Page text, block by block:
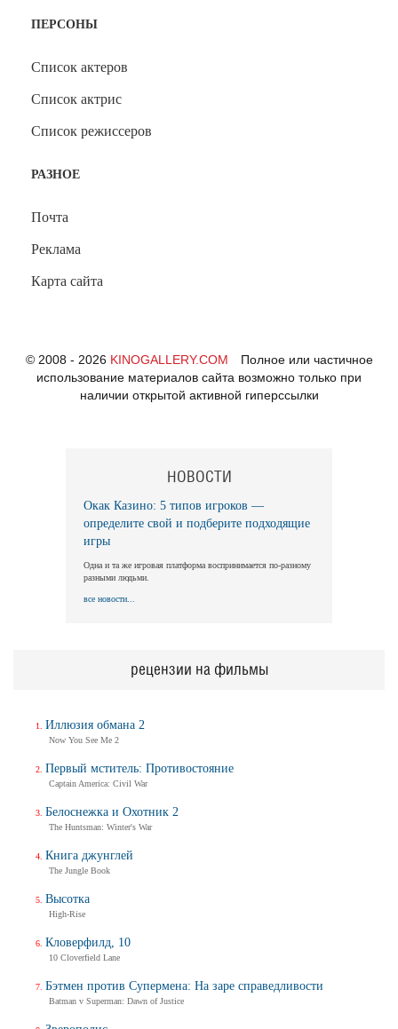
НОВОСТИ
Окак Казино: 5 типов игроков —
определите свой и подберите подходящие
игры
Одна и та же игровая платформа воспринимается по-разному
разными людьми.
все новости...
рецензии на фильмы
Иллюзия обмана 2
Now You See Me 2
Первый мститель: Противостояние
Captain America: Civil War
Белоснежка и Охотник 2
The Huntsman: Winter's War
Книга джунглей
The Jungle Book
Высотка
High-Rise
Кловерфилд, 10
10 Cloverfield Lane
Бэтмен против Супермена: На заре справедливости
Batman v Superman: Dawn of Justice
ПЕРСОНЫ
Список актеров
Список актрис
Список режиссеров
РАЗНОЕ
Почта
Реклама
Карта сайта
© 2008 - 2026 KINOGALLERY.COM
Полное или частичное
использование материалов сайта возможно только при
наличии открытой активной гиперссылки